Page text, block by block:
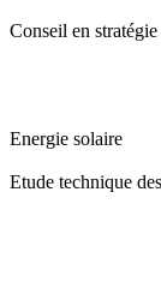
Conseil en
Energie solaire
Etude technique